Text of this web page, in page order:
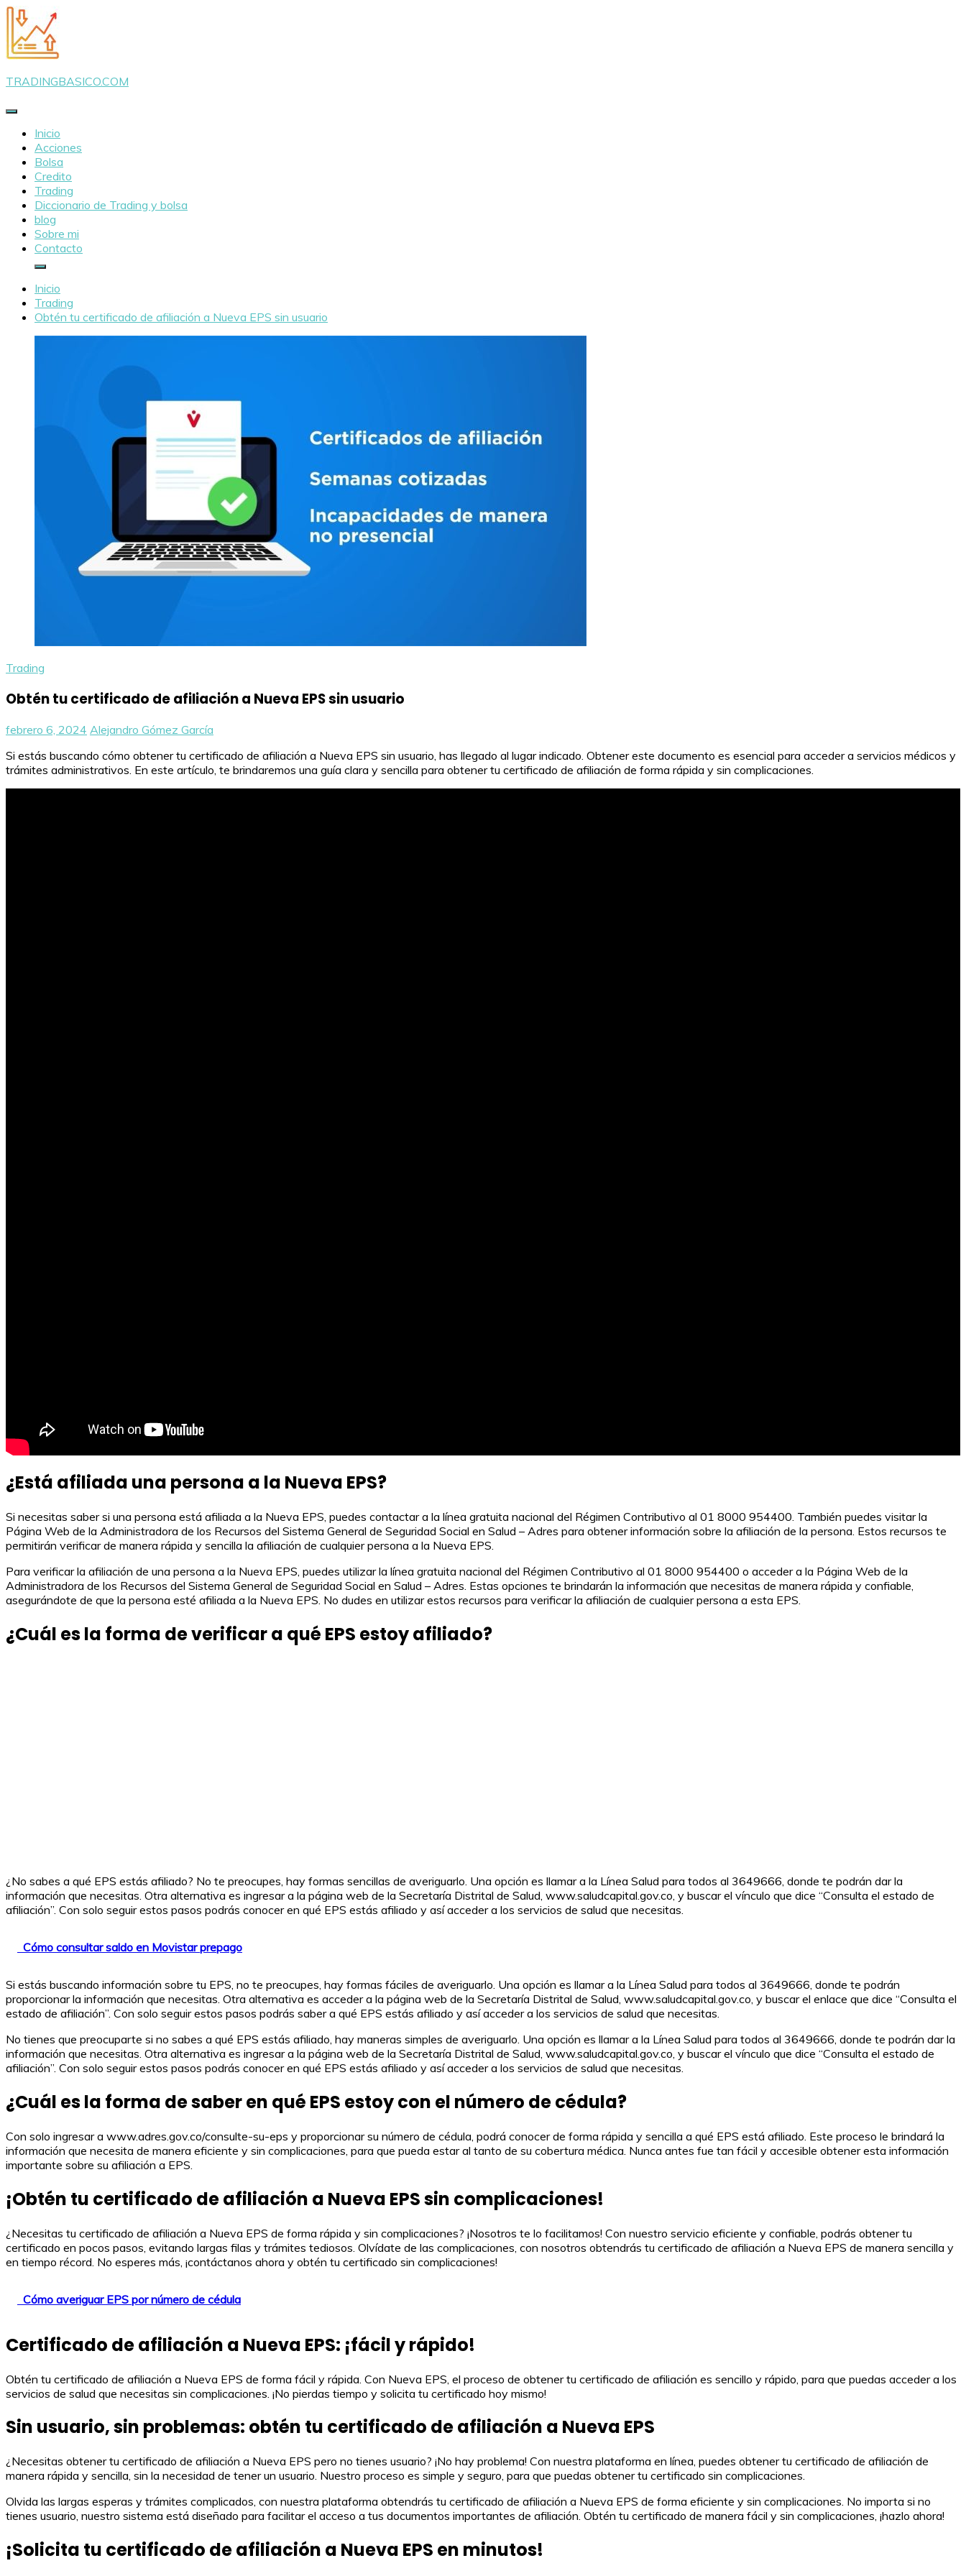
Saltar
al
contenido
TRADINGBASICO.COM
Inicio
Acciones
Bolsa
Credito
Trading
Diccionario de Trading y bolsa
blog
Sobre mi
Contacto
Inicio
Trading
Obtén tu certificado de afiliación a Nueva EPS sin usuario
Trading
Obtén tu certificado de afiliación a Nueva EPS sin usuario
febrero 6, 2024 Alejandro Gómez García
Si estás buscando cómo obtener tu certificado de afiliación a Nueva EPS sin usuario, has llegado al lugar indicado. Obtener este documento es esencial para acceder a servicios médicos y
trámites administrativos. En este artículo, te brindaremos una guía clara y sencilla para obtener tu certificado de afiliación de forma rápida y sin complicaciones.
¿Está afiliada una persona a la Nueva EPS?
Si necesitas saber si una persona está afiliada a la Nueva EPS, puedes contactar a la línea gratuita nacional del Régimen Contributivo al 01 8000 954400. También puedes visitar la
Página Web de la Administradora de los Recursos del Sistema General de Seguridad Social en Salud – Adres para obtener información sobre la afiliación de la persona. Estos recursos te
permitirán verificar de manera rápida y sencilla la afiliación de cualquier persona a la Nueva EPS.
Para verificar la afiliación de una persona a la Nueva EPS, puedes utilizar la línea gratuita nacional del Régimen Contributivo al 01 8000 954400 o acceder a la Página Web de la
Administradora de los Recursos del Sistema General de Seguridad Social en Salud – Adres. Estas opciones te brindarán la información que necesitas de manera rápida y confiable,
asegurándote de que la persona esté afiliada a la Nueva EPS. No dudes en utilizar estos recursos para verificar la afiliación de cualquier persona a esta EPS.
¿Cuál es la forma de verificar a qué EPS estoy afiliado?
¿No sabes a qué EPS estás afiliado? No te preocupes, hay formas sencillas de averiguarlo. Una opción es llamar a la Línea Salud para todos al 3649666, donde te podrán dar la
información que necesitas. Otra alternativa es ingresar a la página web de la Secretaría Distrital de Salud, www.saludcapital.gov.co, y buscar el vínculo que dice “Consulta el estado de
afiliación”. Con solo seguir estos pasos podrás conocer en qué EPS estás afiliado y así acceder a los servicios de salud que necesitas.
Cómo consultar saldo en Movistar prepago
Si estás buscando información sobre tu EPS, no te preocupes, hay formas fáciles de averiguarlo. Una opción es llamar a la Línea Salud para todos al 3649666, donde te podrán
proporcionar la información que necesitas. Otra alternativa es acceder a la página web de la Secretaría Distrital de Salud, www.saludcapital.gov.co, y buscar el enlace que dice “Consulta el
estado de afiliación”. Con solo seguir estos pasos podrás saber a qué EPS estás afiliado y así acceder a los servicios de salud que necesitas.
No tienes que preocuparte si no sabes a qué EPS estás afiliado, hay maneras simples de averiguarlo. Una opción es llamar a la Línea Salud para todos al 3649666, donde te podrán dar la
información que necesitas. Otra alternativa es ingresar a la página web de la Secretaría Distrital de Salud, www.saludcapital.gov.co, y buscar el vínculo que dice “Consulta el estado de
afiliación”. Con solo seguir estos pasos podrás conocer en qué EPS estás afiliado y así acceder a los servicios de salud que necesitas.
¿Cuál es la forma de saber en qué EPS estoy con el número de cédula?
Con solo ingresar a www.adres.gov.co/consulte-su-eps y proporcionar su número de cédula, podrá conocer de forma rápida y sencilla a qué EPS está afiliado. Este proceso le brindará la
información que necesita de manera eficiente y sin complicaciones, para que pueda estar al tanto de su cobertura médica. Nunca antes fue tan fácil y accesible obtener esta información
importante sobre su afiliación a EPS.
¡Obtén tu certificado de afiliación a Nueva EPS sin complicaciones!
¿Necesitas tu certificado de afiliación a Nueva EPS de forma rápida y sin complicaciones? ¡Nosotros te lo facilitamos! Con nuestro servicio eficiente y confiable, podrás obtener tu
certificado en pocos pasos, evitando largas filas y trámites tediosos. Olvídate de las complicaciones, con nosotros obtendrás tu certificado de afiliación a Nueva EPS de manera sencilla y
en tiempo récord. No esperes más, ¡contáctanos ahora y obtén tu certificado sin complicaciones!
Cómo averiguar EPS por número de cédula
Certificado de afiliación a Nueva EPS: ¡fácil y rápido!
Obtén tu certificado de afiliación a Nueva EPS de forma fácil y rápida. Con Nueva EPS, el proceso de obtener tu certificado de afiliación es sencillo y rápido, para que puedas acceder a los
servicios de salud que necesitas sin complicaciones. ¡No pierdas tiempo y solicita tu certificado hoy mismo!
Sin usuario, sin problemas: obtén tu certificado de afiliación a Nueva EPS
¿Necesitas obtener tu certificado de afiliación a Nueva EPS pero no tienes usuario? ¡No hay problema! Con nuestra plataforma en línea, puedes obtener tu certificado de afiliación de
manera rápida y sencilla, sin la necesidad de tener un usuario. Nuestro proceso es simple y seguro, para que puedas obtener tu certificado sin complicaciones.
Olvida las largas esperas y trámites complicados, con nuestra plataforma obtendrás tu certificado de afiliación a Nueva EPS de forma eficiente y sin complicaciones. No importa si no
tienes usuario, nuestro sistema está diseñado para facilitar el acceso a tus documentos importantes de afiliación. Obtén tu certificado de manera fácil y sin complicaciones, ¡hazlo ahora!
¡Solicita tu certificado de afiliación a Nueva EPS en minutos!